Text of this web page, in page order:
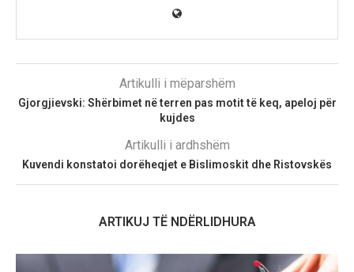
Artikulli i mëparshëm
Gjorgjievski: Shërbimet në terren pas motit të keq, apeloj për
kujdes
Artikulli i ardhshëm
Kuvendi konstatoi dorëheqjet e Bislimoskit dhe Ristovskës
ARTIKUJ TË NDËRLIDHURA